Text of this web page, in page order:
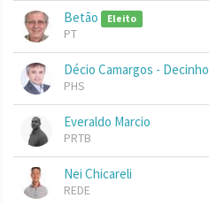
Betão Eleito
PT
Décio Camargos - Decinho
PHS
Everaldo Marcio
PRTB
Nei Chicareli
REDE